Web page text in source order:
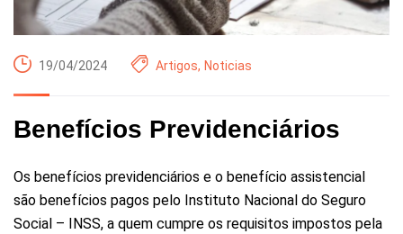
19/04/2024 Artigos, Noticias
Benefícios Previdenciários
Os benefícios previdenciários e o benefício assistencial
são benefícios pagos pelo Instituto Nacional do Seguro
Social – INSS, a quem cumpre os requisitos impostos pela